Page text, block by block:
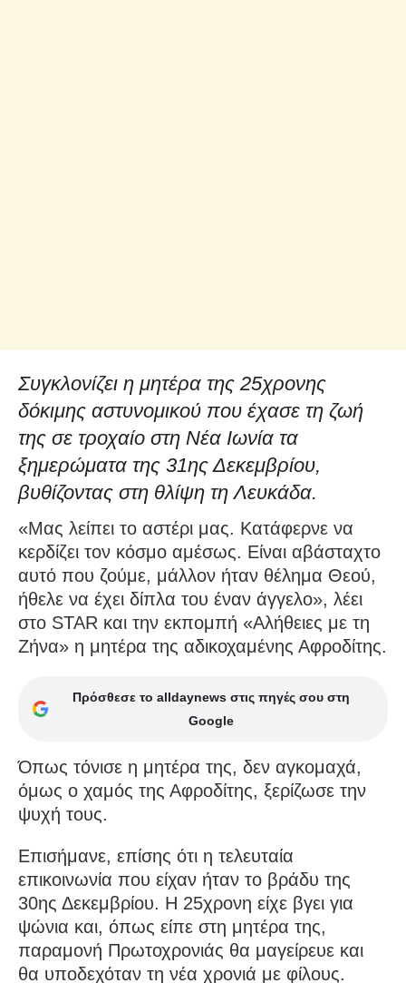
Συγκλονίζει η μητέρα της 25χρονης
δόκιμης αστυνομικού που έχασε τη ζωή
της σε τροχαίο στη Νέα Ιωνία τα
ξημερώματα της 31ης Δεκεμβρίου,
βυθίζοντας στη θλίψη τη Λευκάδα.
«Μας λείπει το αστέρι μας. Κατάφερνε να
κερδίζει τον κόσμο αμέσως. Είναι αβάσταχτο
αυτό που ζούμε, μάλλον ήταν θέλημα Θεού,
ήθελε να έχει δίπλα του έναν άγγελο», λέει
στο STAR και την εκπομπή «Αλήθειες με τη
Ζήνα» η μητέρα της αδικοχαμένης Αφροδίτης.
Πρόσθεσε το alldaynews στις πηγές σου στη
Google
Όπως τόνισε η μητέρα της, δεν αγκομαχά,
όμως ο χαμός της Αφροδίτης, ξερίζωσε την
ψυχή τους.
Επισήμανε, επίσης ότι η τελευταία
επικοινωνία που είχαν ήταν το βράδυ της
30ης Δεκεμβρίου. Η 25χρονη είχε βγει για
ψώνια και, όπως είπε στη μητέρα της,
παραμονή Πρωτοχρονιάς θα μαγείρευε και
θα υποδεχόταν τη νέα χρονιά με φίλους.